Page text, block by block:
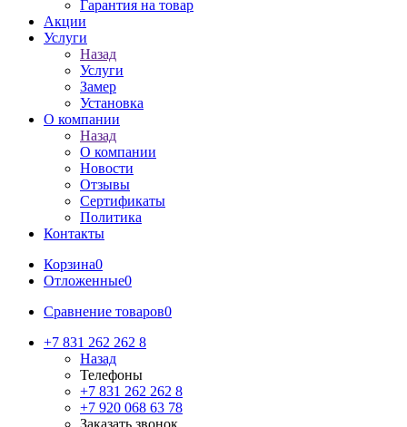
Гарантия на товар
Акции
Услуги
Назад
Услуги
Замер
Установка
О компании
Назад
О компании
Новости
Отзывы
Сертификаты
Политика
Контакты
Корзина0
Отложенные0
Сравнение товаров0
+7 831 262 262 8
Назад
Телефоны
+7 831 262 262 8
+7 920 068 63 78
Заказать звонок